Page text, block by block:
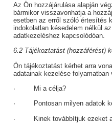
Az Ön hozzájárulása alapján
bármikor visszavonhatja a
esetben az erről szóló értesítés
indokolatlan késedelem nélkül
adatkezeléshez kapcsolódóan.
6.2 Tájékoztatást (hozzáférést)
Ön tájékoztatást kérhet arra
adatainak kezelése
· Mi a célja?
· Pontosan milyen adatok
· Kinek továbbítjuk ezeket